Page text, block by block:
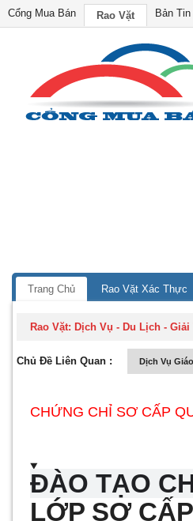
Cổng Mua Bán Rao Vặt Bản
Trang Chủ Rao Vặt Xác Thực
Rao Vặt: Dịch Vụ - Du Lịch - Giải
Chủ Đề Liên Quan : Dịch Vụ
CHỨNG CHỈ SƠ CẤP
ĐÀO TẠO
LỚP SƠ